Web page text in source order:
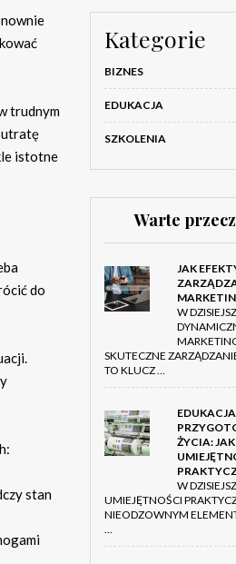
trudnym
utratę
istotne
do
stan
Kategorie
BIZNES
EDUKACJA
SZKOLENIA
Warte
JAK
W
SKUTECZNE
TO KLUCZ …
EDUKACJA
ŻYCIA:
W
UMIEJĘTNOŚCI
NIEODZOWNYM
…